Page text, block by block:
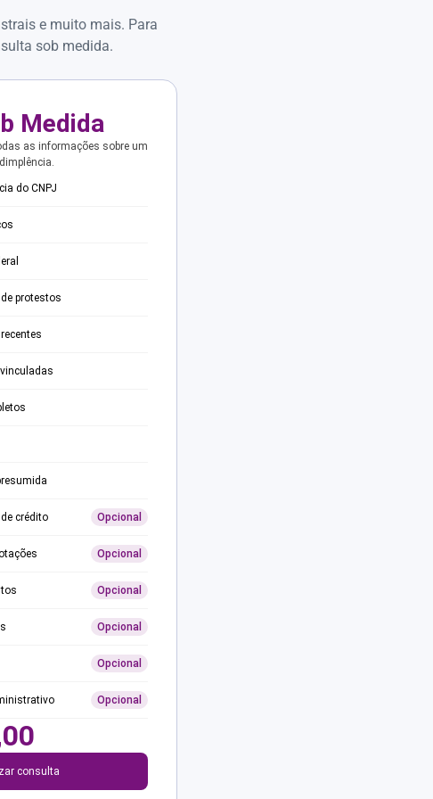
e muito mais. Para
sob medida.
Medida
as informações sobre um
do CNPJ
protestos
crédito Opcional
Opcional
Opcional
Opcional
Opcional
Opcional
consulta